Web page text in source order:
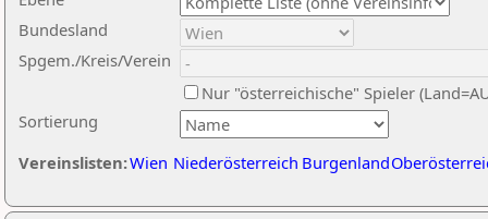
Sortierung
Bundesland
Spgem./Kreis/Verein
Nur "österreichische" Spieler
Vereinslisten:Wien Niederösterreich Burgenland